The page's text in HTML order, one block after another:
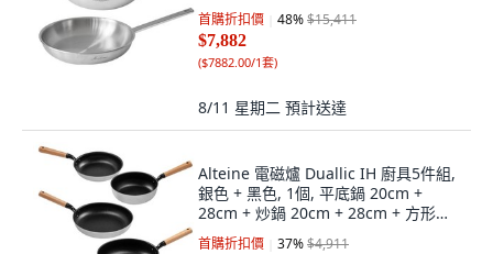
首購折扣價 48%$15,411
$7,882
($7882.00/1套)
8/11 星期二 預計送達
Alteine 電磁爐 Duallic IH 廚具5件組,
銀色 + 黑色, 1個, 平底鍋 20cm +
28cm + 炒鍋 20cm + 28cm + 方形煎
鍋 15 x 18 cm
首購折扣價 37%$4,911